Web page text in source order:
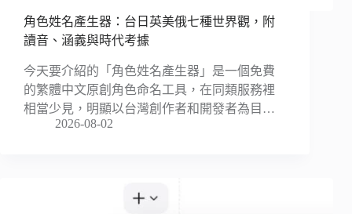
角色姓名產生器：台日英美俄七種世界觀，附
讀音、涵義與時代考據
今天要介紹的「角色姓名產生器」是一個免費
的繁體中文原創角色命名工具，在同類服務裡
相當少見，明顯以台灣創作者和開發者為目…
2026-08-02